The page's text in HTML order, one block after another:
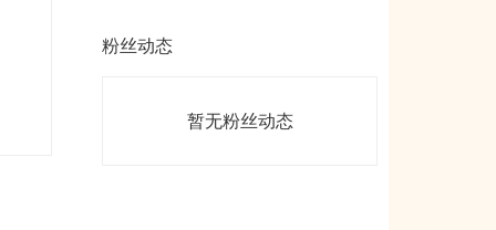
粉丝动态
暂无粉丝动态